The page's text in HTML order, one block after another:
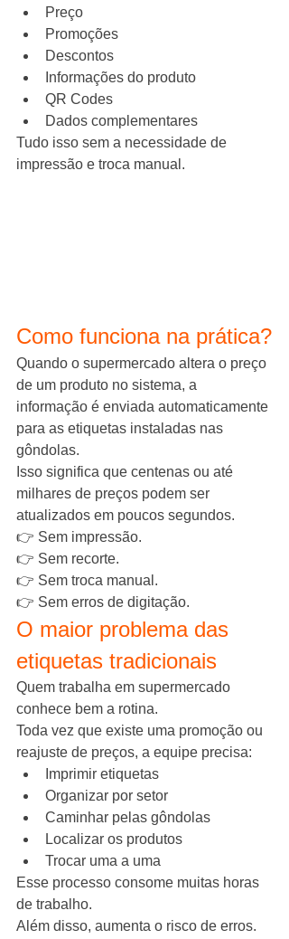
Preço
Promoções
Descontos
Informações do produto
QR Codes
Dados complementares
Tudo isso sem a necessidade de
impressão e troca manual.
Como funciona na prática?
Quando o supermercado altera o preço
de um produto no sistema, a
informação é enviada automaticamente
para as etiquetas instaladas nas
gôndolas.
Isso significa que centenas ou até
milhares de preços podem ser
atualizados em poucos segundos.
👉 Sem impressão.
👉 Sem recorte.
👉 Sem troca manual.
👉 Sem erros de digitação.
O maior problema das
etiquetas tradicionais
Quem trabalha em supermercado
conhece bem a rotina.
Toda vez que existe uma promoção ou
reajuste de preços, a equipe precisa:
Imprimir etiquetas
Organizar por setor
Caminhar pelas gôndolas
Localizar os produtos
Trocar uma a uma
Esse processo consome muitas horas
de trabalho.
Além disso, aumenta o risco de erros.